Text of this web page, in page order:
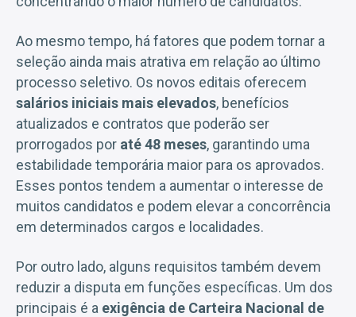
Ao mesmo tempo, há fatores que podem tornar a
seleção ainda mais atrativa em relação ao último
processo seletivo. Os novos editais oferecem
salários iniciais mais elevados, benefícios
atualizados e contratos que poderão ser
prorrogados por até 48 meses, garantindo uma
estabilidade temporária maior para os aprovados.
Esses pontos tendem a aumentar o interesse de
muitos candidatos e podem elevar a concorrência
em determinados cargos e localidades.
Por outro lado, alguns requisitos também devem
reduzir a disputa em funções específicas. Um dos
principais é a exigência de Carteira Nacional de